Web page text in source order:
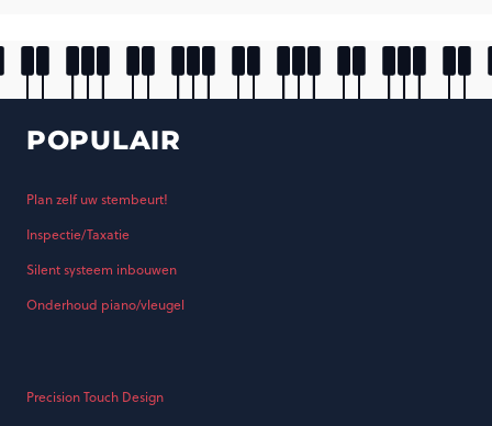
POPULAIR
Plan zelf uw stembeurt!
Inspectie/Taxatie
Silent systeem inbouwen
Onderhoud piano/vleugel
Precision Touch Design